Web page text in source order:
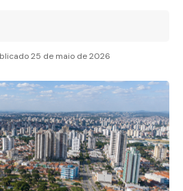
25 de maio de 2026